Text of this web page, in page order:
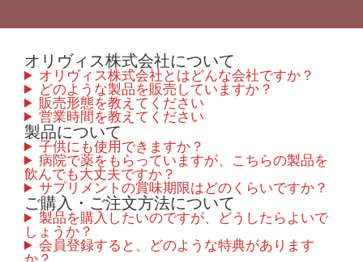
オリヴィス株式会社について
オリヴィス株式会社とはどんな会社ですか？
どのような製品を販売していますか？
販売形態を教えてください
営業時間を教えてください
製品について
子供にも使用できますか？
病院で薬をもらっていますが、こちらの製品を
飲んでも大丈夫ですか？
サプリメントの賞味期限はどのくらいですか？
ご購入・ご注文方法について
製品を購入したいのですが、どうしたらよいで
しょうか？
会員登録すると、どのような特典があります